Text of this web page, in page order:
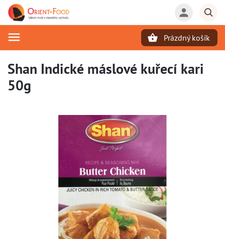
Prázdný košík
Shan Indické máslové kuřecí kari
50g